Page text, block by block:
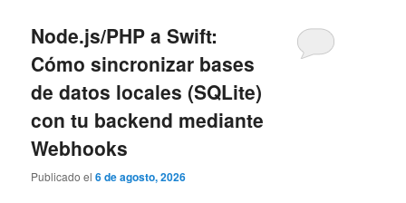
Node.js/PHP a Swift:
Cómo sincronizar bases
de datos locales (SQLite)
con tu backend mediante
Webhooks
Publicado el6 de agosto, 2026